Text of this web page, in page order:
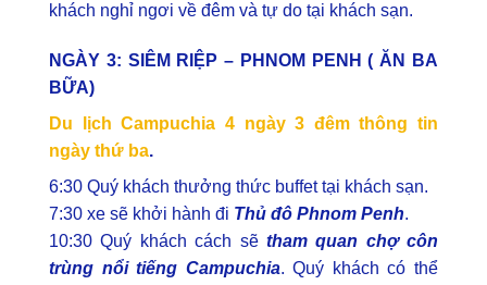
khách nghỉ ngơi về đêm và tự do tại khách sạn.
NGÀY 3: SIÊM RIỆP – PHNOM PENH ( ĂN BA
BỮA)
Du lịch Campuchia 4 ngày 3 đêm thông tin
ngày thứ ba.
6:30 Quý khách thưởng thức buffet tại khách sạn.
7:30 xe sẽ khởi hành đi Thủ đô Phnom Penh.
10:30 Quý khách cách sẽ tham quan chợ côn
trùng nổi tiếng Campuchia. Quý khách có thể